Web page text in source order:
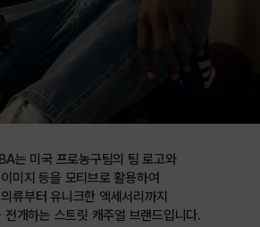
는 미국 프로농구팀의 팀 로고와
미지 등을 모티브로 활용하여
류부터 유니크한 액세서리까지
전개하는 스트릿 캐주얼 브랜드입니다.